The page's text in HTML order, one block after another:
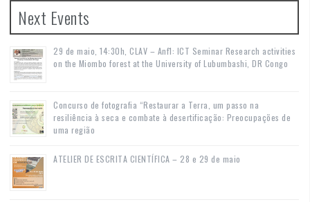
Next Events
29 de maio, 14:30h, CLAV – Anf1: ICT Seminar Research activities
on the Miombo forest at the University of Lubumbashi, DR Congo
Concurso de fotografia “Restaurar a Terra, um passo na
resiliência à seca e combate à desertificação: Preocupações de
uma região
ATELIER DE ESCRITA CIENTÍFICA – 28 e 29 de maio